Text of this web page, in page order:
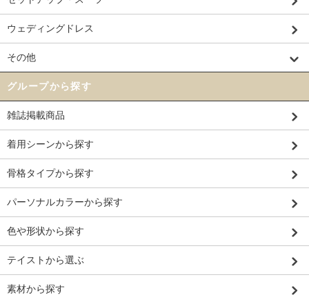
ウェディングドレス
その他
グループから探す
雑誌掲載商品
着用シーンから探す
骨格タイプから探す
パーソナルカラーから探す
色や形状から探す
テイストから選ぶ
素材から探す